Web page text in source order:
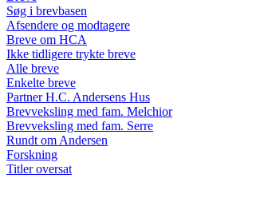
Søg i brevbasen
Afsendere og modtagere
Breve om HCA
Ikke tidligere trykte breve
Alle breve
Enkelte breve
Partner H.C. Andersens Hus
Brevveksling med fam. Melchior
Brevveksling med fam. Serre
Rundt om Andersen
Forskning
Titler oversat